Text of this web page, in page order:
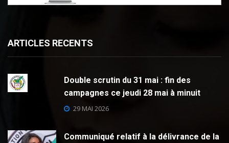
ARTICLES RECENTS
Double scrutin du 31 mai : fin des
campagnes ce jeudi 28 mai à minuit
29 MAI 2026
Communiqué relatif à la délivrance de la